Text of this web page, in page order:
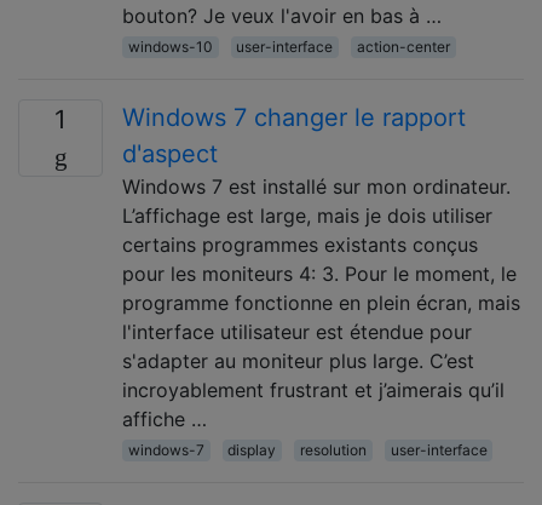
bouton? Je veux l'avoir en bas à …
windows-10 user-interface action-center
1
Windows 7 changer le rapport
d'aspect
Windows 7 est installé sur mon ordinateur.
L’affichage est large, mais je dois utiliser
certains programmes existants conçus
pour les moniteurs 4: 3. Pour le moment, le
programme fonctionne en plein écran, mais
l'interface utilisateur est étendue pour
s'adapter au moniteur plus large. C’est
incroyablement frustrant et j’aimerais qu’il
affiche …
windows-7 display resolution user-interface